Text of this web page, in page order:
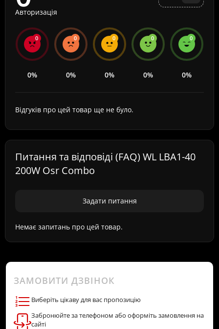
Авторизація
0
0%
0
0%
0
0%
0
0%
0
0%
Відгуків про цей товар ще не було.
Питання та відповіді (FAQ) WL LBA1-40
200W Osr Combo
Задати питання
Немає запитань про цей товар.
ЗАМОВИТИ ДЗВІНОК
Виберіть цікаву для вас пропозицію
Забронюйте за телефоном або оформіть замовлення на
сайті